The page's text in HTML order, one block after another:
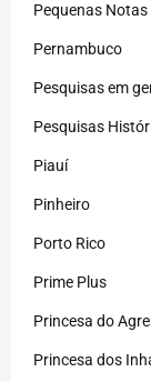
Pequenas Notas
Pernambuco
Pesquisas em
Pesquisas
Piauí
Pinheiro
Porto Rico
Prime Plus
Princesa do
Princesa dos